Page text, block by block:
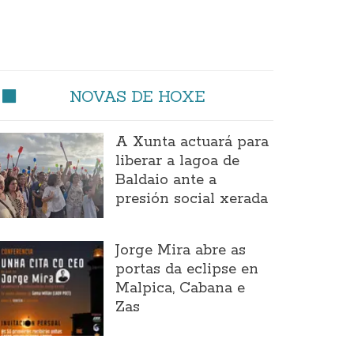
NOVAS DE HOXE
A Xunta actuará para
liberar a lagoa de
Baldaio ante a
presión social xerada
Jorge Mira abre as
portas da eclipse en
Malpica, Cabana e
Zas